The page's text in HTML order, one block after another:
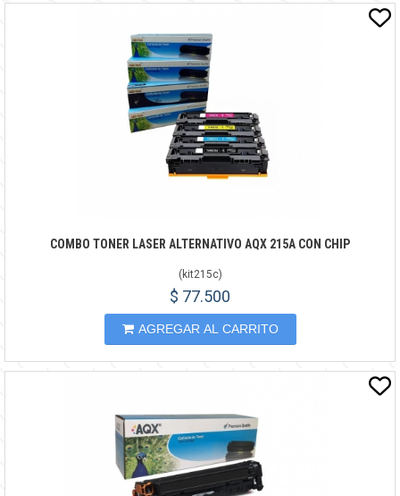
COMBO TONER LASER ALTERNATIVO AQX 215A CON CHIP
(kit215c)
$ 77.500
AGREGAR AL CARRITO